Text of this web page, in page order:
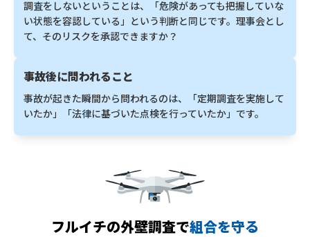
調査をしないということは、「危険があっても把握していな
い状態を容認している」という判断と同じです。理事会とし
て、そのリスクを承認できますか？
事故後に問われること
事故が起きた瞬間から問われるのは、「定期調査を実施して
いたか」「法律に基づいた点検を行っていたか」です。
フルイチの外壁調査で組合を守る